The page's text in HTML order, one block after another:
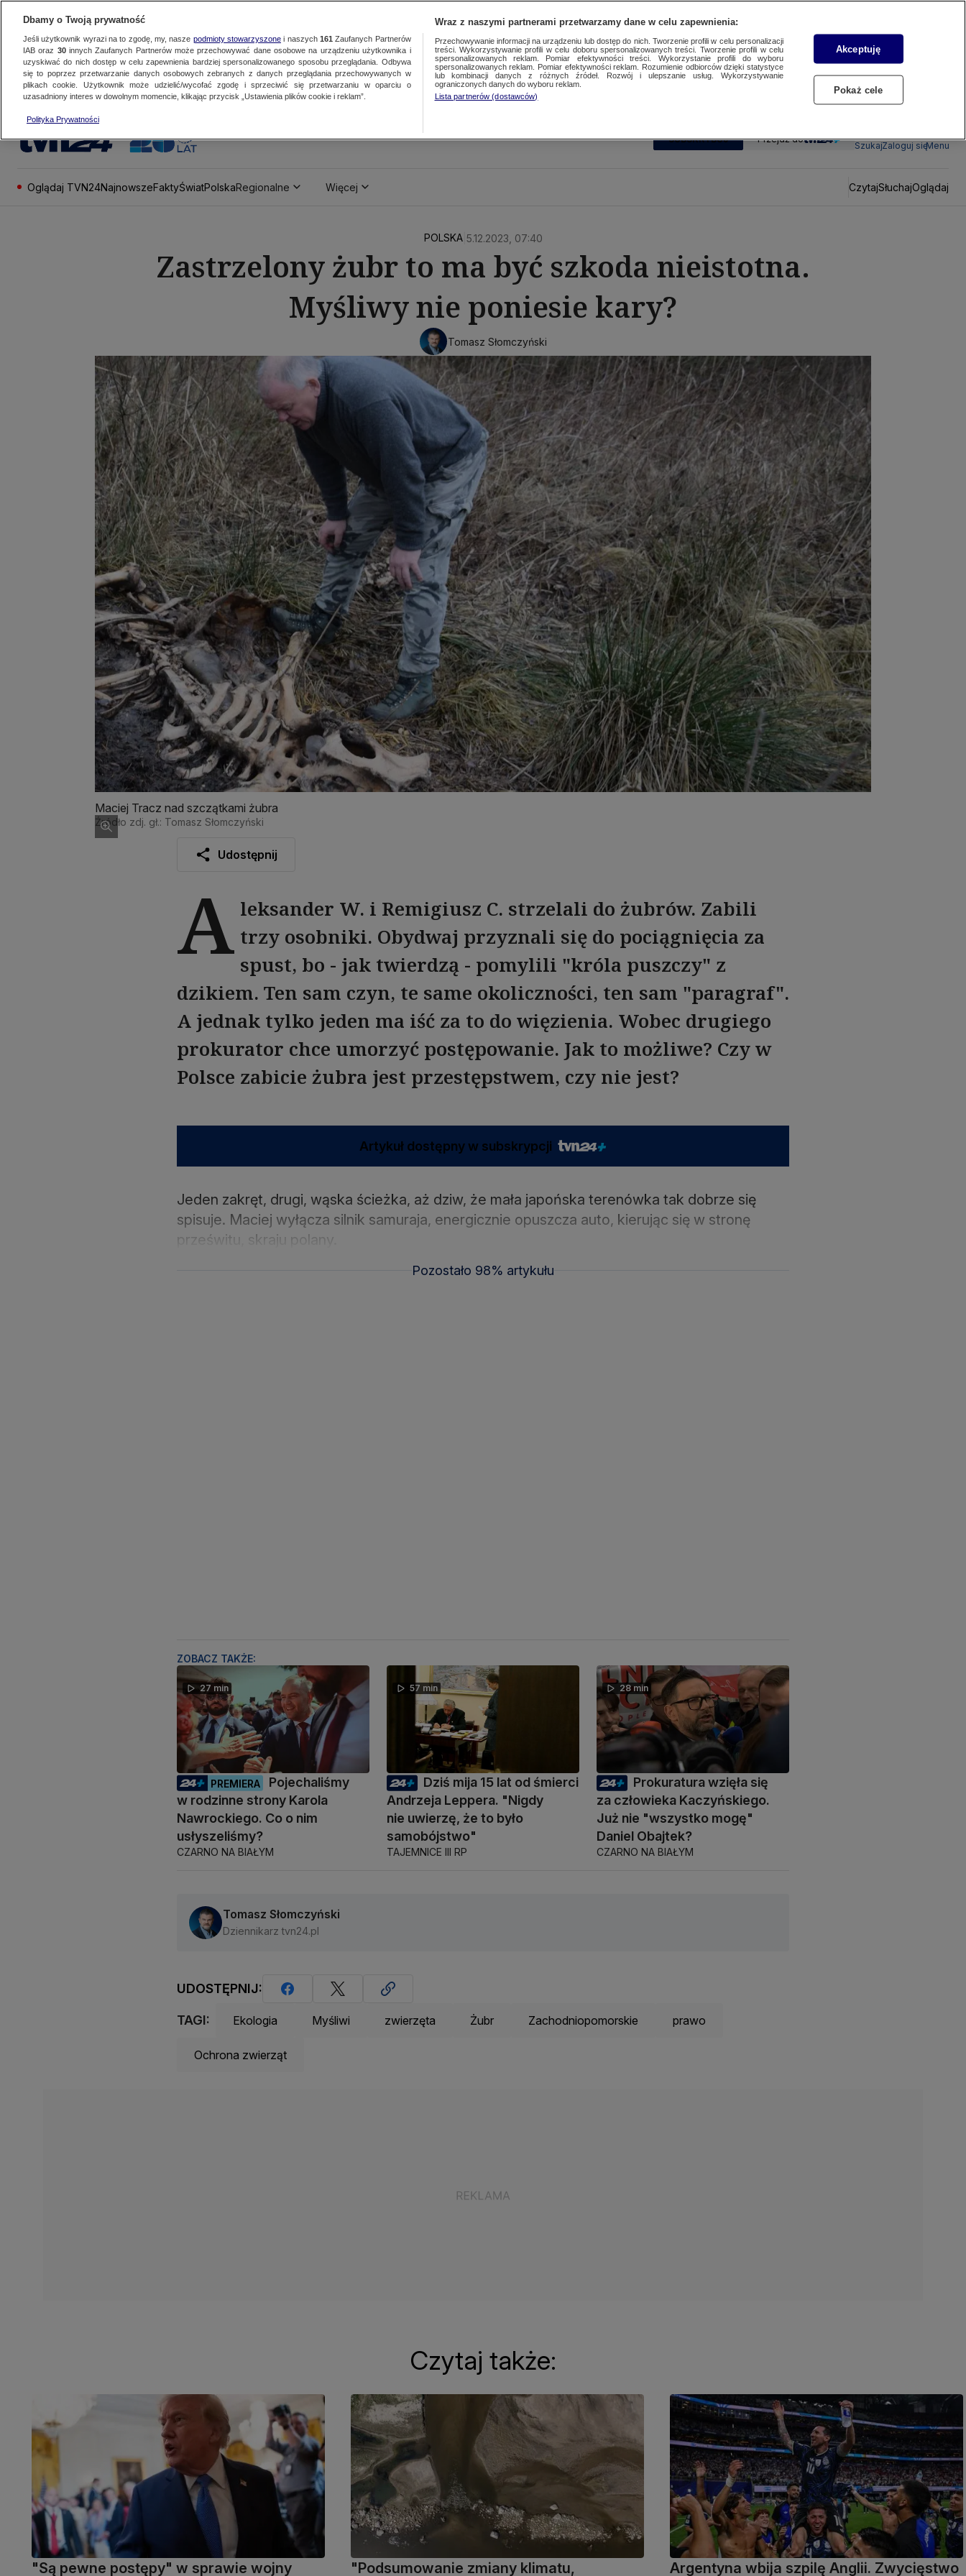
SUBSKRYBUJ Przejdź do
SzukajZaloguj sięMenu
Oglądaj TVN24NajnowszeFaktyŚwiatPolskaRegionalne Więcej CzytajSłuchajOglądaj
POLSKA| 5.12.2023, 07:40
Zastrzelony żubr to ma być szkoda nieistotna.
Myśliwy nie poniesie kary?
Tomasz Słomczyński
Maciej Tracz nad szczątkami żubra
Źródło zdj. gł.: Tomasz Słomczyński
Udostępnij
A leksander W. i Remigiusz C. strzelali do żubrów. Zabili
trzy osobniki. Obydwaj przyznali się do pociągnięcia za
spust, bo - jak twierdzą - pomylili "króla puszczy" z
dzikiem. Ten sam czyn, te same okoliczności, ten sam "paragraf".
A jednak tylko jeden ma iść za to do więzienia. Wobec drugiego
prokurator chce umorzyć postępowanie. Jak to możliwe? Czy w
Polsce zabicie żubra jest przestępstwem, czy nie jest?
Artykuł dostępny w subskrypcji
Jeden zakręt, drugi, wąska ścieżka, aż dziw, że mała japońska terenówka tak dobrze się
spisuje. Maciej wyłącza silnik samuraja, energicznie opuszcza auto, kierując się w stronę
prześwitu, skraju polany.
Pozostało 98% artykułu
ZOBACZ TAKŻE:
27 min
PREMIERA
Pojechaliśmy
w rodzinne strony Karola
Nawrockiego. Co o nim
usłyszeliśmy?
CZARNO NA BIAŁYM
57 min
Dziś mija 15 lat od śmierci
Andrzeja Leppera. "Nigdy
nie uwierzę, że to było
samobójstwo"
TAJEMNICE III RP
28 min
Prokuratura wzięła się
za człowieka Kaczyńskiego.
Już nie "wszystko mogę"
Daniel Obajtek?
CZARNO NA BIAŁYM
Tomasz Słomczyński
Dziennikarz tvn24.pl
UDOSTĘPNIJ:
TAGI: Ekologia Myśliwi zwierzęta Żubr Zachodniopomorskie prawo
Ochrona zwierząt
Czytaj także:
"Są pewne postępy" w sprawie wojny "Podsumowanie zmiany klimatu, Argentyna wbija szpilę Anglii. Zwycięstwo
Dbamy o Twoją prywatność
Jeśli użytkownik wyrazi na to zgodę, my, nasze podmioty stowarzyszonei naszych 161 Zaufanych Partnerów
IAB oraz 30innych Zaufanych Partnerów może przechowywać dane osobowe na urządzeniu użytkownika i
uzyskiwać do nich dostęp w celu zapewnienia bardziej spersonalizowanego sposobu przeglądania. Odbywa
się to poprzez przetwarzanie danych osobowych zebranych z danych przeglądania przechowywanych w
plikach cookie. Użytkownik może udzielić/wycofać zgodę i sprzeciwić się przetwarzaniu w oparciu o
uzasadniony interes w dowolnym momencie, klikając przycisk „Ustawienia plików cookie i reklam”.
Polityka Prywatności
Wraz z naszymi partnerami przetwarzamy dane w celu zapewnienia:
Przechowywanie informacji na urządzeniu lub dostęp do nich. Tworzenie profili w celu personalizacji
treści. Wykorzystywanie profili w celu doboru spersonalizowanych treści. Tworzenie profili w celu
spersonalizowanych reklam. Pomiar efektywności treści. Wykorzystanie profili do wyboru
spersonalizowanych reklam. Pomiar efektywności reklam. Rozumienie odbiorców dzięki statystyce
lub kombinacji danych z różnych źródeł. Rozwój i ulepszanie usług. Wykorzystywanie
ograniczonych danych do wyboru reklam.
Lista partnerów (dostawców)
Akceptuję
Pokaż cele